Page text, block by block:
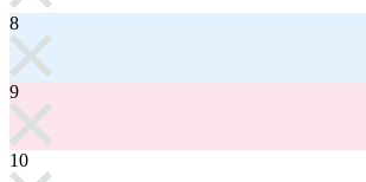
8
9
10